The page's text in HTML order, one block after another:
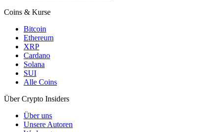
Coins & Kurse
Bitcoin
Ethereum
XRP
Cardano
Solana
SUI
Alle Coins
Über Crypto Insiders
Über uns
Unsere Autoren